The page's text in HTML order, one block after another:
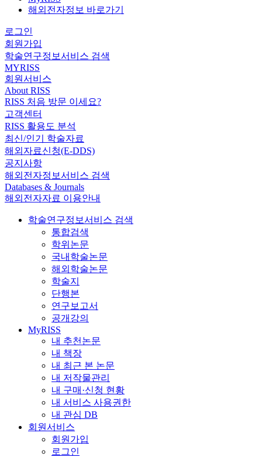
해외전자정보 바로가기
로그인
회원가입
학술연구정보서비스 검색
MYRISS
회원서비스
About RISS
RISS 처음 방문 이세요?
고객센터
RISS 활용도 분석
최신/인기 학술자료
해외자료신청(E-DDS)
공지사항
해외전자정보서비스 검색
Databases & Journals
해외전자자료 이용안내
학술연구정보서비스 검색
통합검색
학위논문
국내학술논문
해외학술논문
학술지
단행본
연구보고서
공개강의
MyRISS
내 추천논문
내 책장
내 최근 본 논문
내 저작물관리
내 구매·신청 현황
내 서비스 사용권한
내 관심 DB
회원서비스
회원가입
로그인